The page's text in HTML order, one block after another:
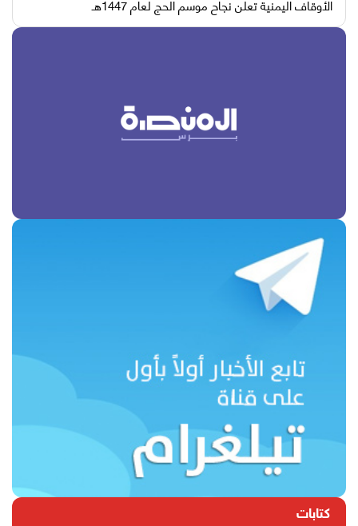
الأوقاف اليمنية تعلن نجاح موسم الحج لعام 1447هـ
كتابات